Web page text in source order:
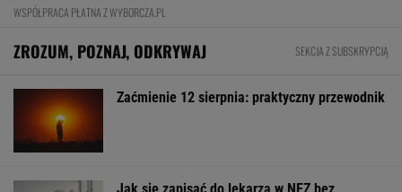
WSPÓŁPRACA PŁATNA Z WYBORCZA.PL
ZROZUM, POZNAJ, ODKRYWAJ SEKCJA Z SUBSKRYPCJĄ
Zaćmienie 12 sierpnia: praktyczny przewodnik